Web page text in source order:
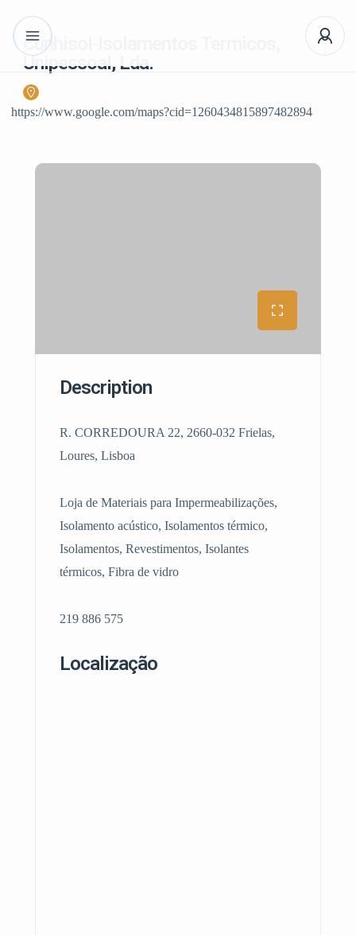
Cunhisol-Isolamentos Termicos,
Unipessoal, Lda.
https://www.google.com/maps?cid=1260434815897482894
Description
R. CORREDOURA 22, 2660-032 Frielas,
Loures, Lisboa
Loja de Materiais para Impermeabilizações,
Isolamento acústico, Isolamentos térmico,
Isolamentos, Revestimentos, Isolantes
térmicos, Fibra de vidro
219 886 575
Localização